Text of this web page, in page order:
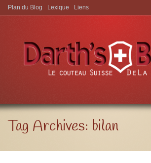
Aller à:
Plan du Blog Lexique Liens
Tag Archives: bilan